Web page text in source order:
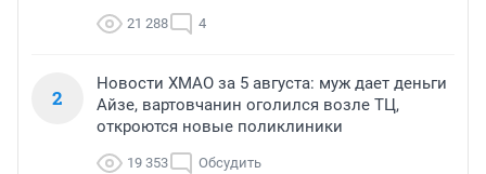
21 288 4
2
Новости ХМАО за 5 августа: муж дает деньги
Айзе, вартовчанин оголился возле ТЦ,
откроются новые поликлиники
19 353 Обсудить